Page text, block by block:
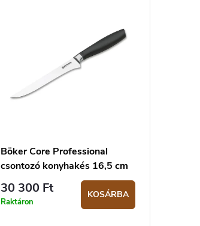
Böker Core Professional
csontozó konyhakés 16,5 cm
30 300 Ft
Raktáron
KOSÁRBA